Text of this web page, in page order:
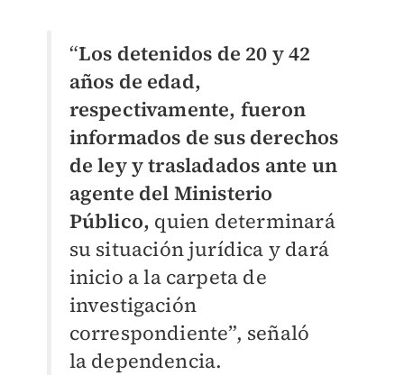
“Los detenidos de 20 y 42
años de edad,
respectivamente, fueron
informados de sus derechos
de ley y trasladados ante un
agente del Ministerio
Público, quien determinará
su situación jurídica y dará
inicio a la carpeta de
investigación
correspondiente”, señaló
la dependencia.